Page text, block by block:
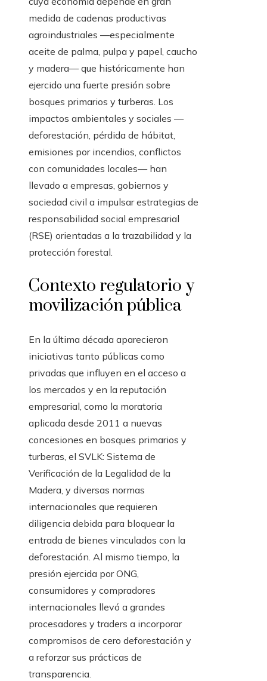
medida de cadenas productivas
agroindustriales —especialmente
aceite de palma, pulpa y papel, caucho
y madera— que históricamente han
ejercido una fuerte presión sobre
bosques primarios y turberas. Los
impactos ambientales y sociales —
deforestación, pérdida de hábitat,
emisiones por incendios, conflictos
con comunidades locales— han
llevado a empresas, gobiernos y
sociedad civil a impulsar estrategias de
responsabilidad social empresarial
(RSE) orientadas a la trazabilidad y la
protección forestal.
Contexto regulatorio y
movilización pública
En la última década aparecieron
iniciativas tanto públicas como
privadas que influyen en el acceso a
los mercados y en la reputación
empresarial, como la moratoria
aplicada desde 2011 a nuevas
concesiones en bosques primarios y
turberas, el SVLK: Sistema de
Verificación de la Legalidad de la
Madera, y diversas normas
internacionales que requieren
diligencia debida para bloquear la
entrada de bienes vinculados con la
deforestación. Al mismo tiempo, la
presión ejercida por ONG,
consumidores y compradores
internacionales llevó a grandes
procesadores y traders a incorporar
compromisos de cero deforestación y
a reforzar sus prácticas de
transparencia.